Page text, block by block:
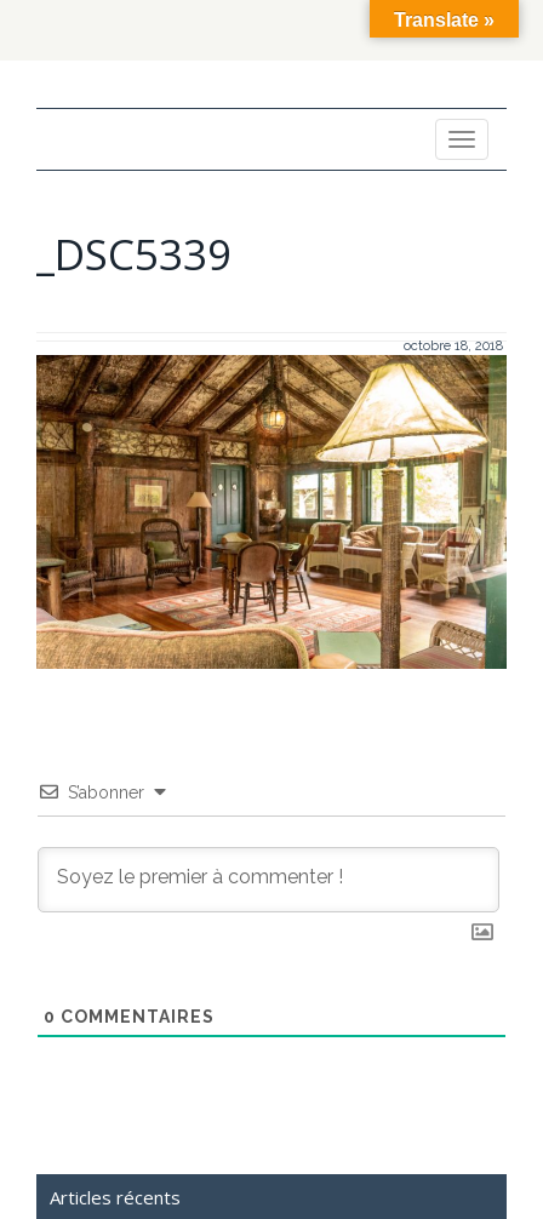
Toggle
navigation
_DSC5339
octobre 18, 2018
S’abonner
0 COMMENTAIRES
Articles récents
Translate »